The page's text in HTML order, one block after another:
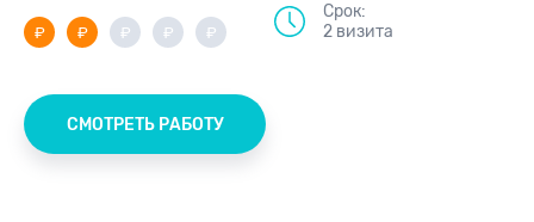
Срок:
2 визита
СМОТРЕТЬ РАБОТУ